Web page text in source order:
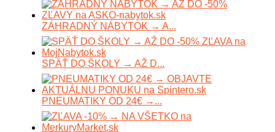
ZÁHRADNÝ NÁBYTOK → A...
SPÄŤ DO ŠKOLY → AŽ D...
PNEUMATIKY OD 24€ →...